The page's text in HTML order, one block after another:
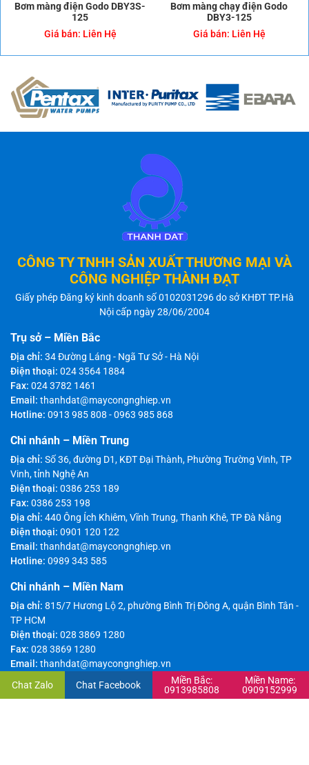
Bơm màng điện Godo DBY3S-
125
Giá bán: Liên Hệ
Bơm màng chạy điện Godo
DBY3-125
Giá bán: Liên Hệ
CÔNG TY TNHH SẢN XUẤT THƯƠNG MẠI VÀ
CÔNG NGHIỆP THÀNH ĐẠT
Giấy phép Đăng ký kinh doanh số 0102031296 do sở KHĐT TP.Hà
Nội cấp ngày 28/06/2004
Trụ sở – Miền Bắc
Địa chỉ: 34 Đường Láng - Ngã Tư Sở - Hà Nội
Điện thoại: 024 3564 1884
Fax: 024 3782 1461
Email: thanhdat@maycongnghiep.vn
Hotline: 0913 985 808 -0963 985 868
Chi nhánh – Miền Trung
Địa chỉ: Số 36, đường D1, KĐT Đại Thành, Phường Trường Vinh, TP
Vinh, tỉnh Nghệ An
Điện thoại: 0386 253 189
Fax: 0386 253 198
Địa chỉ: 440 Ông Ích Khiêm, Vĩnh Trung, Thanh Khê, TP Đà Nẵng
Điện thoại: 0901 120 122
Email: thanhdat@maycongnghiep.vn
Hotline: 0989 343 585
Chi nhánh – Miền Nam
Địa chỉ: 815/7 Hương Lộ 2, phường Bình Trị Đông A, quận Bình Tân -
TP HCM
Điện thoại: 028 3869 1280
Fax: 028 3869 1280
Email: thanhdat@maycongnghiep.vn
Hotline:
0909 152 999
Chat Zalo Chat Facebook
Miền Bắc:
0913985808
Miền Name:
0909152999